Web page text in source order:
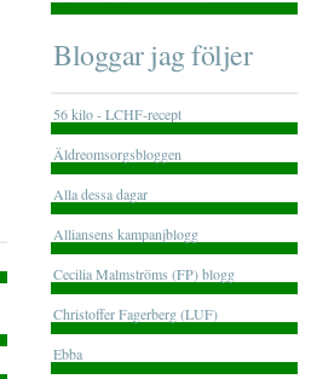
Bloggar jag följer
56 kilo - LCHF-recept
Äldreomsorgsbloggen
Alla dessa dagar
Alliansens kampanjblogg
Cecilia Malmströms (FP) blogg
Christoffer Fagerberg (LUF)
Ebba